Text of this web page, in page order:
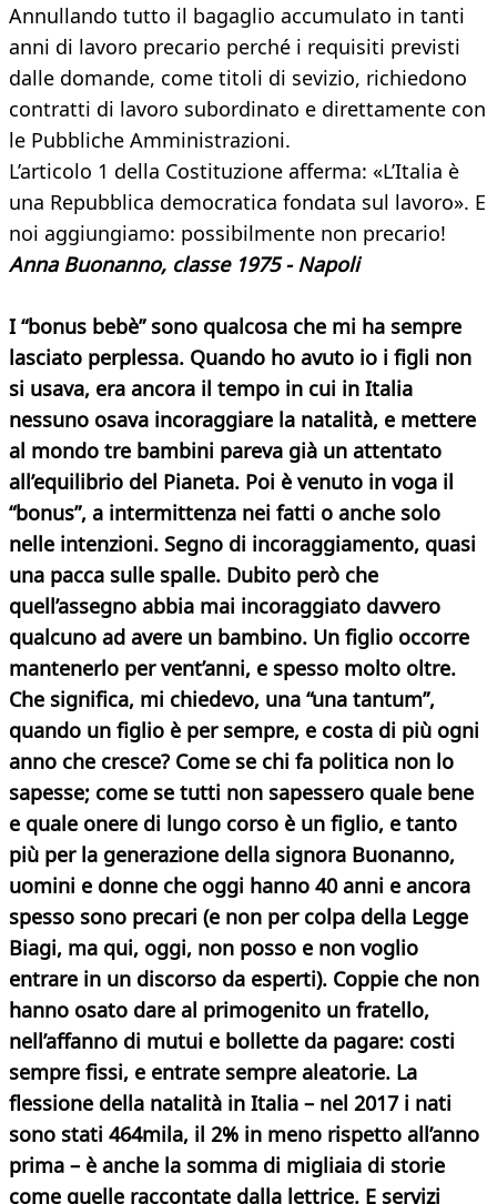
Annullando tutto il bagaglio accumulato in tanti
anni di lavoro precario perché i requisiti previsti
dalle domande, come titoli di sevizio, richiedono
contratti di lavoro subordinato e direttamente con
le Pubbliche Amministrazioni.
L’articolo 1 della Costituzione afferma: «L’Italia è
una Repubblica democratica fondata sul lavoro». E
noi aggiungiamo: possibilmente non precario!
Anna Buonanno, classe 1975 - Napoli
I “bonus bebè” sono qualcosa che mi ha sempre
lasciato perplessa. Quando ho avuto io i figli non
si usava, era ancora il tempo in cui in Italia
nessuno osava incoraggiare la natalità, e mettere
al mondo tre bambini pareva già un attentato
all’equilibrio del Pianeta. Poi è venuto in voga il
“bonus”, a intermittenza nei fatti o anche solo
nelle intenzioni. Segno di incoraggiamento, quasi
una pacca sulle spalle. Dubito però che
quell’assegno abbia mai incoraggiato davvero
qualcuno ad avere un bambino. Un figlio occorre
mantenerlo per vent’anni, e spesso molto oltre.
Che significa, mi chiedevo, una “una tantum”,
quando un figlio è per sempre, e costa di più ogni
anno che cresce? Come se chi fa politica non lo
sapesse; come se tutti non sapessero quale bene
e quale onere di lungo corso è un figlio, e tanto
più per la generazione della signora Buonanno,
uomini e donne che oggi hanno 40 anni e ancora
spesso sono precari (e non per colpa della Legge
Biagi, ma qui, oggi, non posso e non voglio
entrare in un discorso da esperti). Coppie che non
hanno osato dare al primogenito un fratello,
nell’affanno di mutui e bollette da pagare: costi
sempre fissi, e entrate sempre aleatorie. La
flessione della natalità in Italia – nel 2017 i nati
sono stati 464mila, il 2% in meno rispetto all’anno
prima – è anche la somma di migliaia di storie
come quelle raccontate dalla lettrice. E servizi